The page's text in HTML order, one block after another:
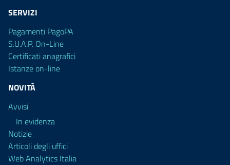
SERVIZI
Pagamenti PagoPA
S.U.A.P. On-Line
Certificati anagrafici
Istanze on-line
NOVITÀ
Avvisi
In evidenza
Notizie
Articoli degli uffici
Web Analytics Italia